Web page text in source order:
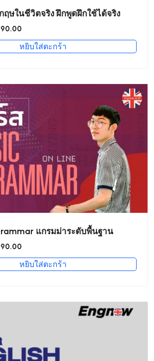
ฤษในชีวิตจริง ฝึกพูดฝึกใช้ได้จริง
price
is:
หยิบใส่ตะกร้า
แกรมม่าระดับพื้นฐาน
price
is:
หยิบใส่ตะกร้า